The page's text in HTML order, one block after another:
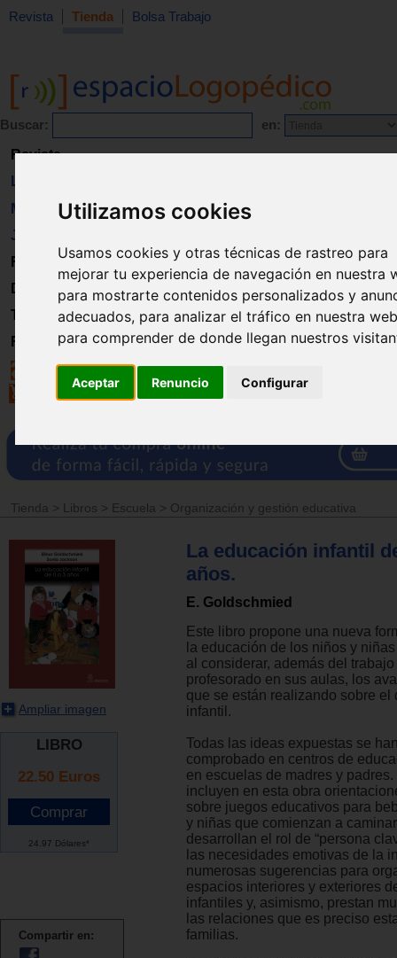
Utilizamos cookies
Usamos cookies y otras técnicas de rastreo para
mejorar tu experiencia de navegación en nuestra
para mostrarte contenidos personalizados y
adecuados, para analizar el tráfico en nuestra
para comprender de donde llegan nuestros
Aceptar Renuncio Configurar
Revista Tienda Bolsa Trabajo
Buscar: en:
Revista
Libros
Material
Juguetes
Formación
Directorio
Trabajo
Registro
Tienda > Libros > Escuela > Organización y gestión educativa
Ampliar imagen
LIBRO
22.50 Euros
24.97 Dólares*
Compartir en:
La educación infantil
años.
E. Goldschmied
Este libro propone una nueva
la educación de los niños y
al considerar, además del
profesorado en sus aulas, los
que se están realizando sobre el
infantil.
Todas las ideas expuestas se
comprobado en centros de
en escuelas de madres y
incluyen en esta obra
sobre juegos educativos para
y niñas que comienzan a
desarrollan el rol de “persona
las necesidades emotivas de la
numerosas sugerencias para
espacios interiores y exteriores
infantiles y, asimismo, prestan
las relaciones que es preciso
familias.